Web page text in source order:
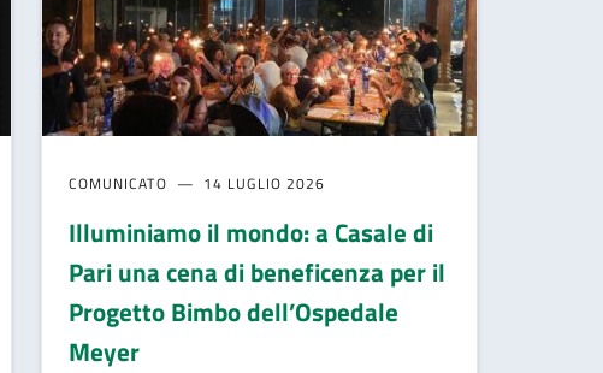
COMUNICATO 14 LUGLIO 2026
Illuminiamo il mondo: a Casale di
Pari una cena di beneficenza per il
Progetto Bimbo dell’Ospedale
Meyer